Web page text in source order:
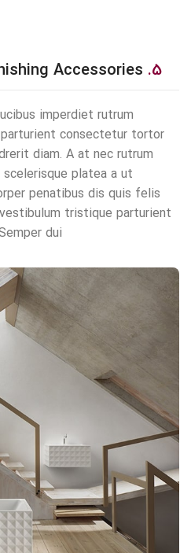
5.
imperdiet rutrum
consectetur tortor
diam. A at nec rutrum
platea a ut
penatibus dis quis felis
tristique parturient
dui.